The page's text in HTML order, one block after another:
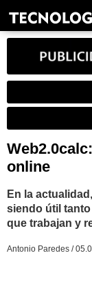
online
En la
siendo útil
que trabajan y
Antonio Paredes /